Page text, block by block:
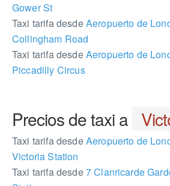
Gower St
Taxi tarifa desdeAeropuerto de
Collingham Road
Taxi tarifa desdeAeropuerto de
Piccadilly Circus
Precios de taxi a
Taxi tarifa desdeAeropuerto de
Victoria Station
Taxi tarifa desde7 Clanricarde